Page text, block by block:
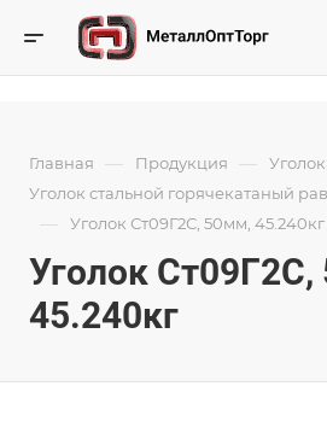
Главная — Продукция —
Уголок стальной горячекатаный
— Уголок Ст09Г2С, 50мм, 45.240кг
Уголок
45.240кг